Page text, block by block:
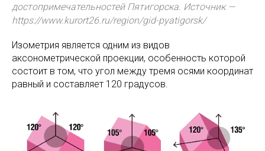
достопримечательностей Пятигорска. Источник —
https://www.kurort26.ru/region/gid-pyatigorsk/
Изометрия является одним из видов
аксонометрической проекции, особенность которой
состоит в том, что угол между тремя осями координат
равный и составляет 120 градусов.